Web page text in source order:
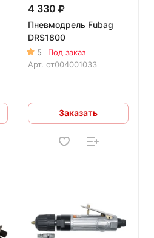
4 330
Пневмодрель Fubag
DRS1800
5
Под заказ
Арт. от004001033
Заказать